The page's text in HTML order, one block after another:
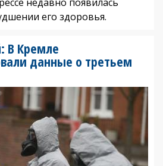
его здоровья.
В Кремле
данные о третьем